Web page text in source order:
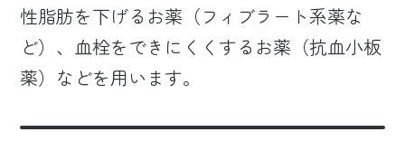
性脂肪を下げるお薬（フィブラート系薬な
ど）、血栓をできにくくするお薬（抗血小板
薬）などを用います。